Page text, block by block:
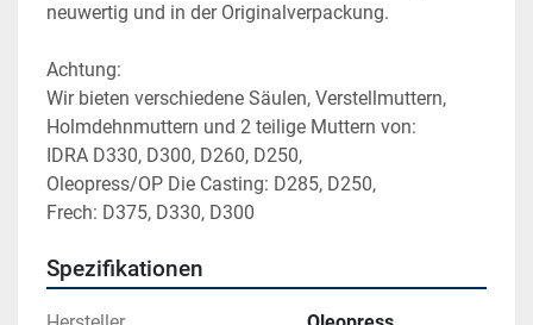
neuwertig und in der Originalverpackung.
Achtung:
Wir bieten verschiedene Säulen, Verstellmuttern,
Holmdehnmuttern und 2 teilige Muttern von:
IDRA D330, D300, D260, D250,
Oleopress/OP Die Casting: D285, D250,
Frech: D375, D330, D300
Spezifikationen